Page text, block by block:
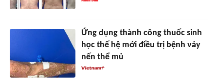
Ứng dụng thành công thuốc sinh
học thế hệ mới điều trị bệnh vảy
nến thể mủ